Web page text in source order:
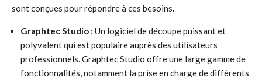
sont conçues pour répondre à ces besoins.
Graphtec Studio : Un logiciel de découpe puissant et
polyvalent qui est populaire auprès des utilisateurs
professionnels. Graphtec Studio offre une large gamme de
fonctionnalités, notamment la prise en charge de différents